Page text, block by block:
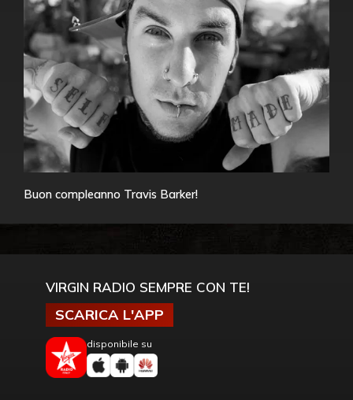
Buon compleanno Travis Barker!
VIRGIN RADIO SEMPRE CON TE!
SCARICA L'APP
disponibile su